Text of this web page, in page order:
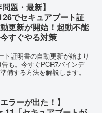
問題・最新】
でセキュアブート証
更新が開始！起動不能
すぐやる対策
ト証明書の自動更新が始まり
も。今すぐPCR7バインデ
備する方法を解説します。
ラーが出た！】